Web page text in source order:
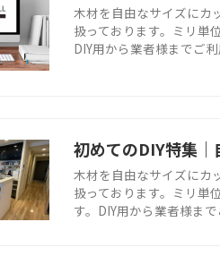
木材を自由なサイズにカ
扱っております。ミリ単
DIY用から業者様までご利
初めてのDIY特集
木材を自由なサイズにカ
扱っております。ミリ単
す。DIY用から業者様まで